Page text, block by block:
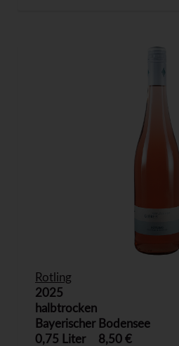
Rotling
2025
halbtrocken
Bayerischer Bodensee
0,75 Liter
8,50 €